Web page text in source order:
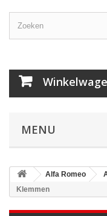
MENU
Alfa Romeo
Klemmen